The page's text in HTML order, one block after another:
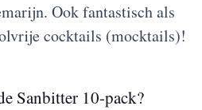
Ook fantastisch als
cocktails (mocktails)!
Sanbitter 10-pack?